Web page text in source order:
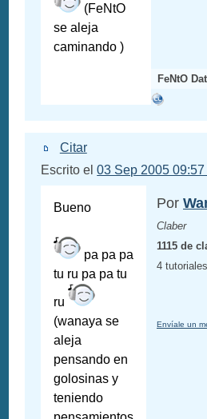
(FeNtO
se aleja
caminando )
FeNtO
Citar
Escrito el03 Sep 2005 09:57
Bueno
pa pa pa
tu ru pa pa tu
ru
(wanaya se
aleja
pensando en
golosinas y
teniendo
Por
Claber
1115 de
4 tutoriales
Envíale un